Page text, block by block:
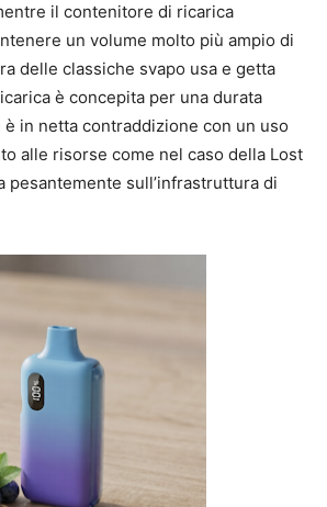
il contenitore di ricarica
un volume molto più ampio di
delle classiche svapo usa e getta
è concepita per una durata
in netta contraddizione con un uso
alle risorse come nel caso della Lost
pesantemente sull’infrastruttura di